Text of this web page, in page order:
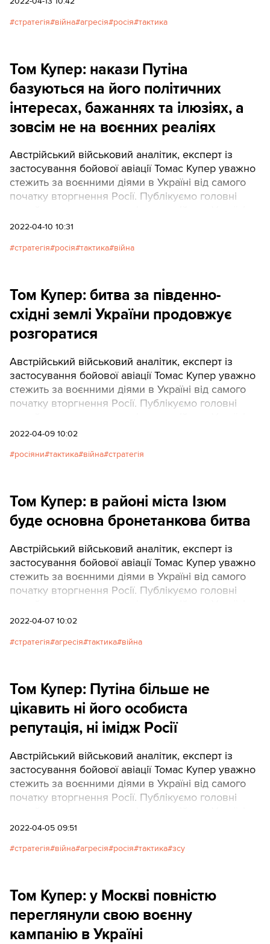
стратегія війна агресія росія тактика
Том Купер: накази Путіна
базуються на його політичних
інтересах, бажаннях та ілюзіях, а
зовсім не на воєнних реаліях
Австрійський військовий аналітик, експерт із
застосування бойової авіації Томас Купер уважно
стежить за воєнними діями в Україні від самого
початку вторгнення Росії. Публікуємо головні
2022-04-10 10:31
стратегія росія тактика війна
Том Купер: битва за південно-
східні землі України продовжує
розгоратися
Австрійський військовий аналітик, експерт із
застосування бойової авіації Томас Купер уважно
стежить за воєнними діями в Україні від самого
початку вторгнення Росії. Публікуємо головні
2022-04-09 10:02
росіяни тактика війна стратегія
Том Купер: в районі міста Ізюм
буде основна бронетанкова битва
Австрійський військовий аналітик, експерт із
застосування бойової авіації Томас Купер уважно
стежить за воєнними діями в Україні від самого
початку вторгнення Росії. Публікуємо головні
2022-04-07 10:02
стратегія агресія тактика війна
Том Купер: Путіна більше не
цікавить ні його особиста
репутація, ні імідж Росії
Австрійський військовий аналітик, експерт із
застосування бойової авіації Томас Купер уважно
стежить за воєнними діями в Україні від самого
початку вторгнення Росії. Публікуємо головні
2022-04-05 09:51
стратегія війна агресія росія тактика зсу
Том Купер: у Москві повністю
переглянули свою воєнну
кампанію в Україні